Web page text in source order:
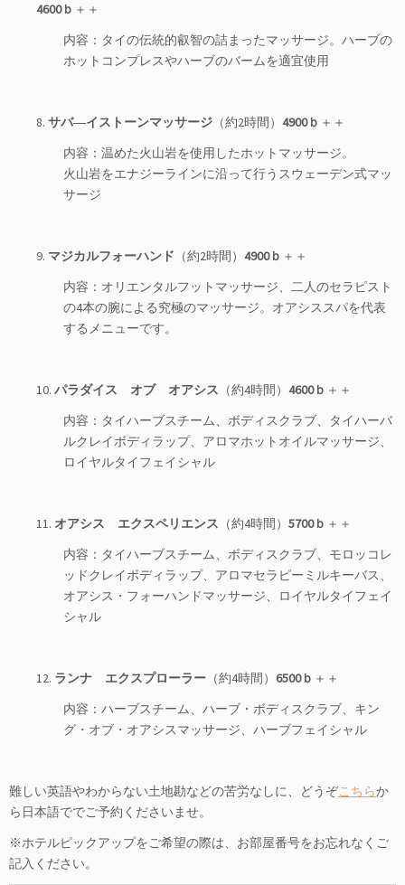
4600ｂ ＋＋
内容：タイの伝統的叡智の詰まったマッサージ。ハーブの
ホットコンプレスやハーブのバームを適宜使用
8. サバ―イストーンマッサージ （約2時間） 4900ｂ ＋＋
内容：温めた火山岩を使用したホットマッサージ。
火山岩をエナジーラインに沿って行うスウェーデン式マッ
サージ
9. マジカルフォーハンド （約2時間） 4900ｂ ＋＋
内容：オリエンタルフットマッサージ、二人のセラピスト
の4本の腕による究極のマッサージ。オアシススパを代表
するメニューです。
10. パラダイス オブ オアシス （約4時間） 4600ｂ ＋＋
内容：タイハーブスチーム、ボディスクラブ、タイハーバ
ルクレイボディラップ、アロマホットオイルマッサージ、
ロイヤルタイフェイシャル
11. オアシス エクスペリエンス （約4時間） 5700ｂ ＋＋
内容：タイハーブスチーム、ボディスクラブ、モロッコレ
ッドクレイボディラップ、アロマセラピーミルキーバス、
オアシス・フォーハンドマッサージ、ロイヤルタイフェイ
シャル
12. ランナ エクスプローラー （約4時間） 6500ｂ ＋＋
内容：ハーブスチーム、ハーブ・ボディスクラブ、キン
グ・オブ・オアシスマッサージ、ハーブフェイシャル
難しい英語やわからない土地勘などの苦労なしに、どうぞこちらか
ら日本語ででご予約くださいませ。
※ホテルピックアップをご希望の際は、お部屋番号をお忘れなくご
記入ください。